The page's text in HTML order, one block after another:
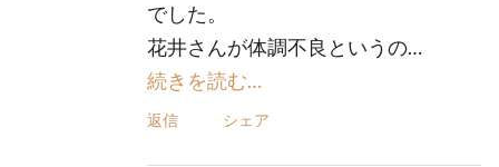
でした。
花井さんが体調不良というの…
続きを読む…
返信 シェア